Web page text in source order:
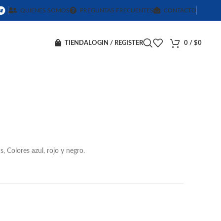
QUIENES SOMOS PREGUNTAS FRECUENTES CONTACTO
TIENDA LOGIN / REGISTER 0 / $0
Colores azul, rojo y negro.